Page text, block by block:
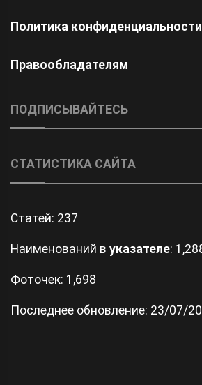
Политика конфиденциальности
Правообладателям
ПОДПИСЫВАЙТЕСЬ
СТАТИСТИКА САЙТА
Статей: 237
Наименований в указателе:
Фоточек: 1,698
Последнее обновление: 23/07/